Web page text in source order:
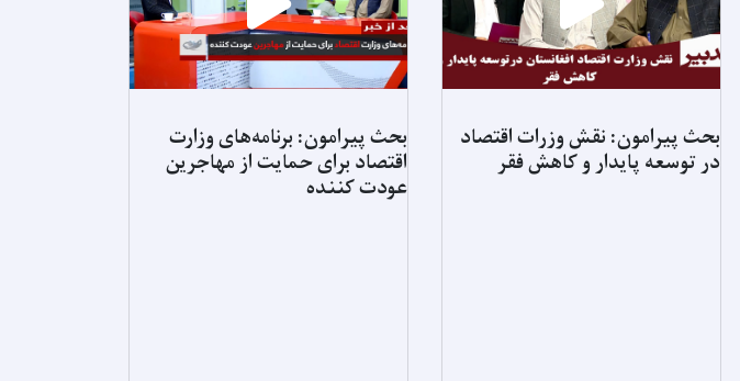
بحث پیرامون: نقش وزرات اقتصاد
در توسعه پایدار و کاهش فقر
بحث پیرامون: برنامه‌های وزارت
اقتصاد برای حمایت از مهاجرین
عودت کننده